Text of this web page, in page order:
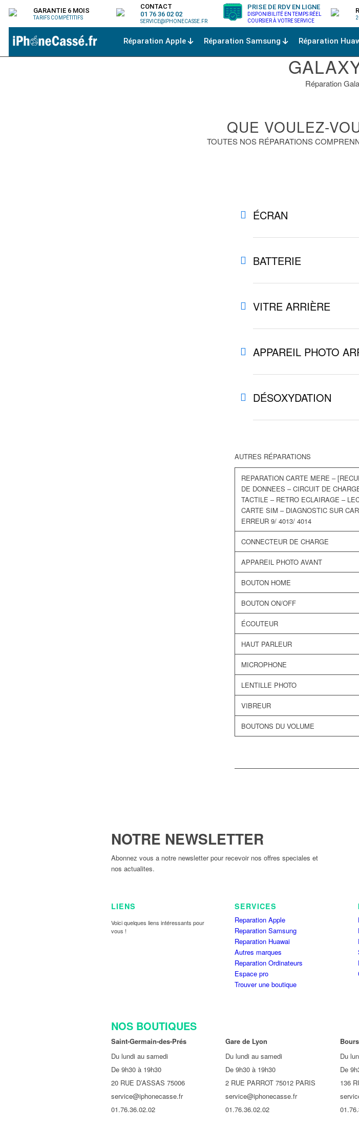
GARANTIE 6 MOIS
TARIFS COMPÉTITIFS
CONTACT
01 76 36 02 02
SERVICE@IPHONECASSE.FR
PRISE DE RDV EN LIGNE
DISPONIBILITÉ EN TEMPS RÉEL
COURSIER À VOTRE SERVICE
Réparation Apple Réparation Samsung Réparation
Réparation
QUE VOULEZ-
TOUTES NOS RÉPARATIONS
ÉCRAN
BATTERIE
VITRE ARRIÈRE
APPAREIL PHOTO
DÉSOXYDATION
AUTRES RÉPARATIONS
REPARATION CARTE MERE –
DE DONNEES – CIRCUIT DE
TACTILE – RETRO ECLAIRAGE –
CARTE SIM – DIAGNOSTIC SUR
ERREUR 9/ 4013/ 4014
CONNECTEUR DE CHARGE
APPAREIL PHOTO AVANT
BOUTON HOME
BOUTON ON/OFF
ÉCOUTEUR
HAUT PARLEUR
MICROPHONE
LENTILLE PHOTO
VIBREUR
BOUTONS DU VOLUME
NOTRE NEWSLETTER
Abonnez vous a notre newsletter pour recevoir nos offres speciales et
nos actualites.
LIENS
Voici quelques liens intéressants pour
vous !
SERVICES
Reparation Apple
Reparation Samsung
Reparation Huawai
Autres marques
Reparation Ordinateurs
Espace pro
Trouver une boutique
NOS BOUTIQUES
Saint-Germain-des-Prés
Du lundi au samedi
De 9h30 à 19h30
20 RUE D’ASSAS 75006
service@iphonecasse.fr
01.76.36.02.02
Gare de Lyon
Du lundi au samedi
De 9h30 à 19h30
2 RUE PARROT 75012 PARIS
service@iphonecasse.fr
01.76.36.02.02
Du
De
136